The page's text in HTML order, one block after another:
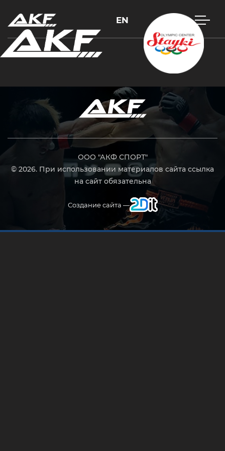
EN
ООО "АКФ СПОРТ"
© 2026. При использовании материалов сайта ссылка
на сайт обязательна
Создание сайта —
Нажмите Enter для поиска или Esc, чтобы закрыть